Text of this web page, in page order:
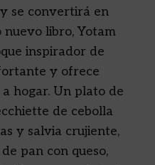
se convertirá en
nuevo libro, Yotam
inspirador de
y ofrece
hogar. Un plato de
de cebolla
y salvia crujiente,
pan con queso,